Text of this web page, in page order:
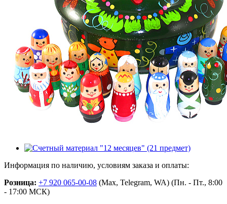
Информация по наличию, условиям заказа и оплаты:
Розница: +7 920 065-00-08 (Max, Telegram, WA) (Пн. - Пт., 8:00
- 17:00 МСК)